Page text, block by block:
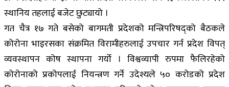
स्थानिय तहलाई बजेट छुट्यायो ।
गत चैत्र १७ गते बसेको बागमती प्रदेशको मन्त्रिपरिषद्को बैठकले
कोरोना भाइरसका संक्रमित विरामीहरुलाई उपचार गर्न प्रदेश विपत्
व्यवस्थापन कोष स्थापना गर्यो । विश्वव्यापी रुपमा फैलिरहेको
कोरोनाको प्रकोपलाई नियन्त्रण गर्ने उदेश्यले ५० करोडको प्रदेश